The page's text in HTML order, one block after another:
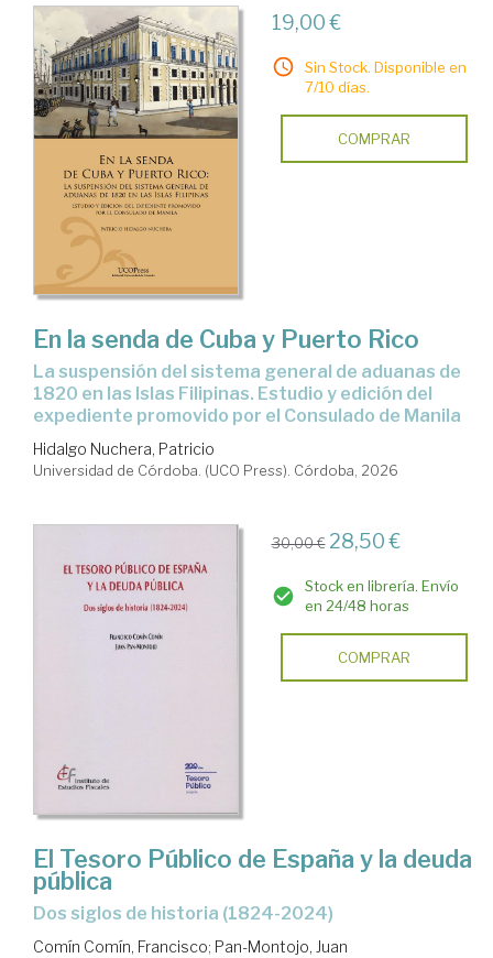
>
Edad
Contemporánea
>
Economía
19,00 €
Sin Stock. Disponible en
7/10 días.
COMPRAR
En la senda de Cuba y Puerto Rico
la suspensión del sistema general de aduanas de
1820 en las Islas Filipinas. Estudio y edición del
expediente promovido por el Consulado de Manila
Hidalgo Nuchera, Patricio
Universidad de Córdoba. (UCO Press). Córdoba, 2026
30,00 € 28,50 €
Stock en librería. Envío
en 24/48 horas
COMPRAR
El Tesoro Público de España y la deuda
pública
Dos siglos de historia (1824-2024)
Comín Comín, Francisco; Pan-Montojo, Juan